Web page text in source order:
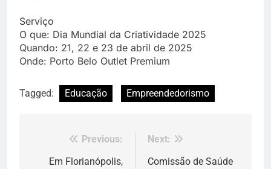
Serviço
O que: Dia Mundial da Criatividade 2025
Quando: 21, 22 e 23 de abril de 2025
Onde: Porto Belo Outlet Premium
Tagged: Educação Empreendedorismo
Navegação
Previous:
Em Florianópolis,
Next:
Comissão de Saúde